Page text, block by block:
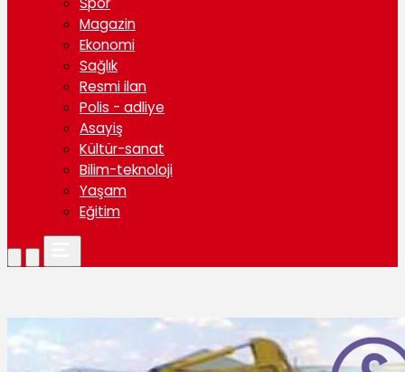
Magazin
Ekonomi
Sağlık
Resmi ilan
Polis - adliye
Asayiş
Kültür-sanat
Bilim-teknoloji
Yaşam
Eğitim